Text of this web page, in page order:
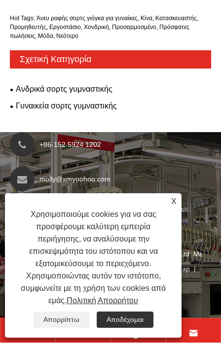
Hot Tags: Άνευ ραφής σορτς γιόγκα για γυναίκες, Κίνα, Κατασκευαστής,
Προμηθευτής, Εργοστάσιο, Χονδρική, Προσαρμοσμένο, Πρόσφατες
πωλήσεις, Μόδα, Νεότερο
Σχετική Κατηγορία
Ανδρικά σορτς γυμναστικής
Γυναικεία σορτς γυμναστικής
+86-152 5924 1202
molly@xmyoohoo.com
No.98 Xiangxing Rd, περιοχή Xiang'an, Fujian,
Κίνα. 361101
Copyright © 2024 Xiamen Evaricky Trading Co., Ltd. Με
επιφύλαξη παντός δικαιώματοςLinks Sitemap|
RSS
| Πολιτική Απορρήτου

X
Χρησιμοποιούμε cookies για να σας
προσφέρουμε καλύτερη εμπειρία
περιήγησης, να αναλύσουμε την
επισκεψιμότητα του ιστότοπου και να
εξατομικεύσουμε το περιεχόμενο.
Χρησιμοποιώντας αυτόν τον ιστότοπο,
συμφωνείτε με τη χρήση των cookies από
εμάς.Πολιτική Απορρήτου
Απορρίπτω Αποδέχομαι